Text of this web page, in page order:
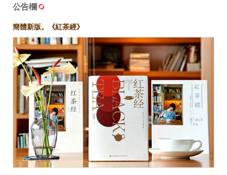
公告欄
簡體新版。《紅茶經》